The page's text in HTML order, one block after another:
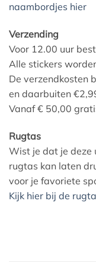
naambordjes hier
Verzending
Voor 12.00 uur
Alle stickers
De verzendkosten
en daarbuiten
Vanaf € 50,00
Rugtas
Wist je dat je deze
rugtas kan laten
voor je favoriete
Kijk hier bij de